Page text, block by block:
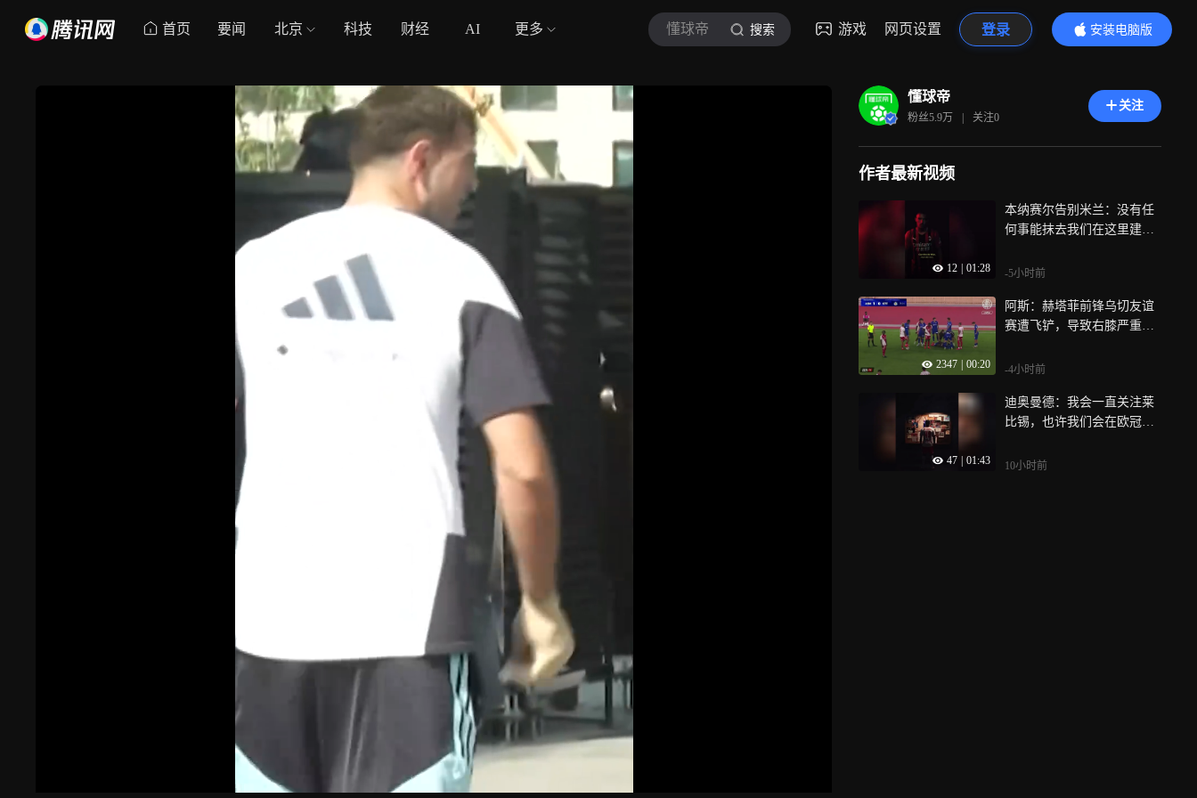
首页 要闻 北京 科技 财经 AI 更多 懂球帝 搜索 游戏 网页设置 登录
安装电脑版
内容更精彩
懂球帝
粉丝5.9万 | 关注0
关注
作者最新视频
12 01:28
本纳赛尔告别米兰：没有任
何事能抹去我们在这里建立
-5小时前
2347 00:20
阿斯：赫塔菲前锋乌切友谊
赛遭飞铲，导致右膝严重受
-4小时前
47 01:43
迪奥曼德：我会一直关注莱
比锡，也许我们会在欧冠赛
10小时前